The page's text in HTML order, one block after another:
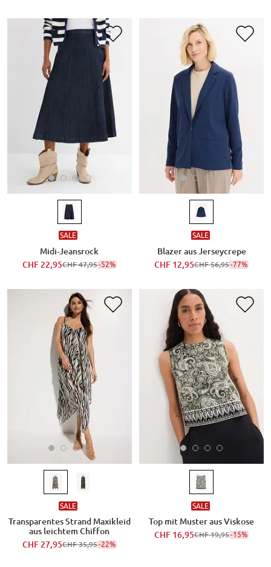
SALE
Midi-Jeansrock
CHF 22,95CHF 47,95-52%
SALE
Blazer aus Jerseycrepe
CHF 12,95CHF 56,95-77%
SALE
Transparentes Strand Maxikleid
aus leichtem Chiffon
CHF 27,95CHF 35,95-22%
SALE
Top mit Muster aus Viskose
CHF 16,95CHF 19,95-15%